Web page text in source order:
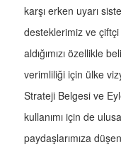
karşı erken uyarı
desteklerimiz ve
aldığımızı özellikle
verimliliği için ülke
Strateji Belgesi ve
kullanımı için de
paydaşlarımıza